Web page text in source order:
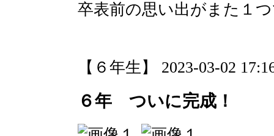
卒表前の思い出がまた１
【６年生】 2023-03-02
６年 ついに完成！